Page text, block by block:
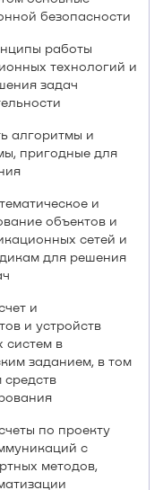
безопасности
работы
технологий и
задач
алгоритмы и
пригодные для
и
объектов и
сетей и
для решения
и
и устройств
систем в
заданием, в том
средств
по проекту
с
методов,